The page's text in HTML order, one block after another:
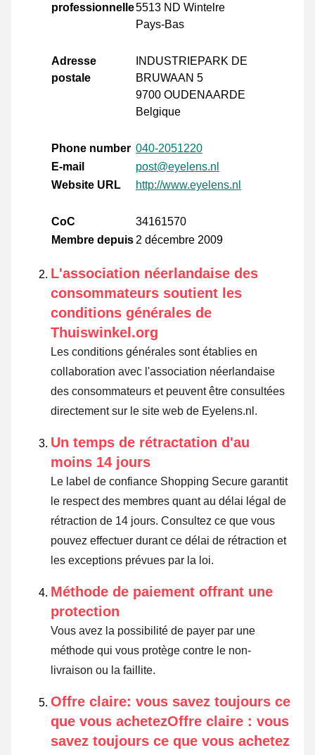
professionnelle5513 ND Wintelre
Pays-Bas
Adresse
postale
INDUSTRIEPARK DE
BRUWAAN 5
9700 OUDENAARDE
Belgique
Phone number 040-2051220
E-mail
post@eyelens.nl
Website URL
http://www.eyelens.nl
CoC
34161570
Membre depuis 2 décembre 2009
L'association néerlandaise des
consommateurs soutient les
conditions générales de
Thuiswinkel.org
Les conditions générales sont établies en
collaboration avec l'association néerlandaise
des consommateurs et peuvent être consultées
directement sur le site web de Eyelens.nl.
Un temps de rétractation d'au
moins 14 jours
Le label de confiance Shopping Secure garantit
le respect des membres quant au délai légal de
rétraction de 14 jours. Consultez ce que vous
pouvez effectuer durant ce délai de rétraction et
les exceptions prévues par la loi.
Méthode de paiement offrant une
protection
Vous avez la possibilité de payer par une
méthode qui vous protège contre le non-
livraison ou la faillite.
Offre claire: vous savez toujours ce
que vous achetezOffre claire : vous
savez toujours ce que vous achetez